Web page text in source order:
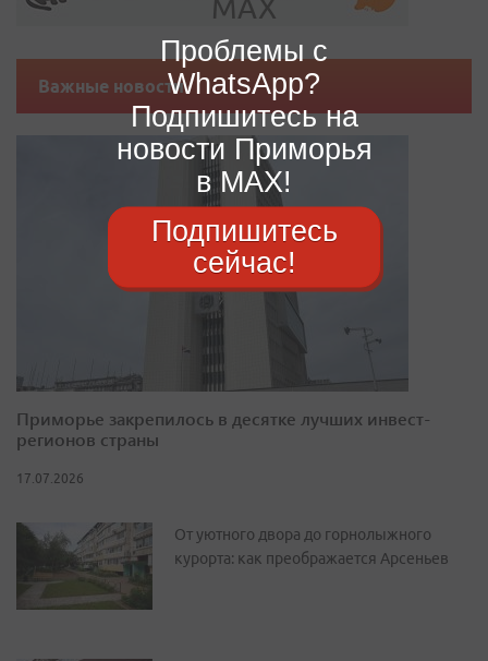
Важные новости
Приморье закрепилось в десятке лучших инвест-
регионов страны
17.07.2026
От уютного двора до горнолыжного
курорта: как преображается Арсеньев
Проблемы с
WhatsApp?
Подпишитесь на
новости Приморья
в MAX!
Подпишитесь
сейчас!